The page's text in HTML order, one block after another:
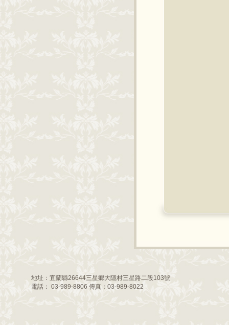
地址：宜蘭縣26644三星鄉大隱村三星路二段103號
電話： 03-989-8806 傳真：03-989-8022